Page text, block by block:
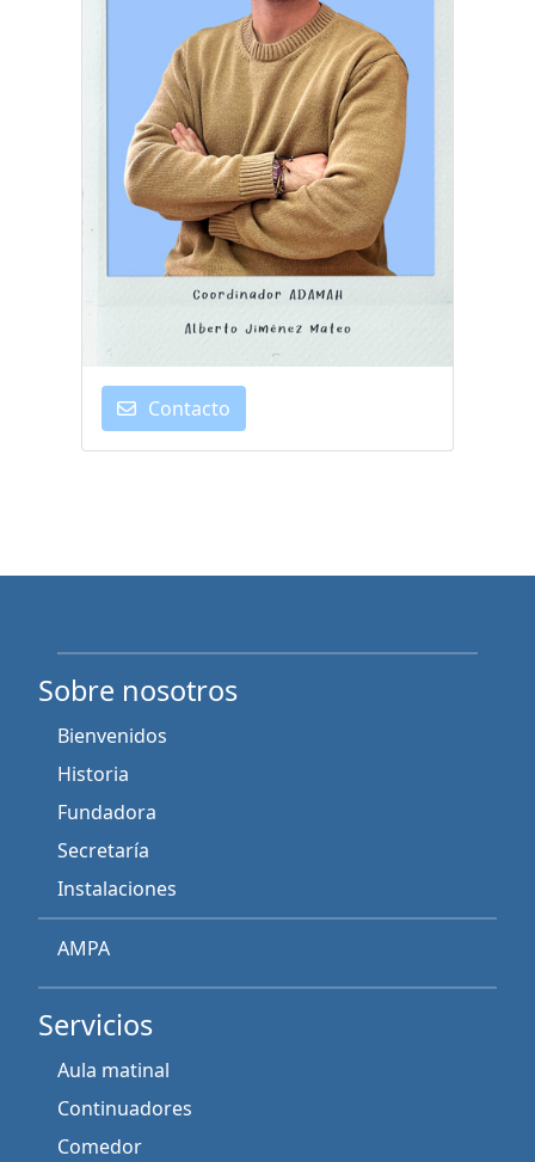
Contacto
Sobre nosotros
Bienvenidos
Historia
Fundadora
Secretaría
Instalaciones
AMPA
Servicios
Aula matinal
Continuadores
Comedor